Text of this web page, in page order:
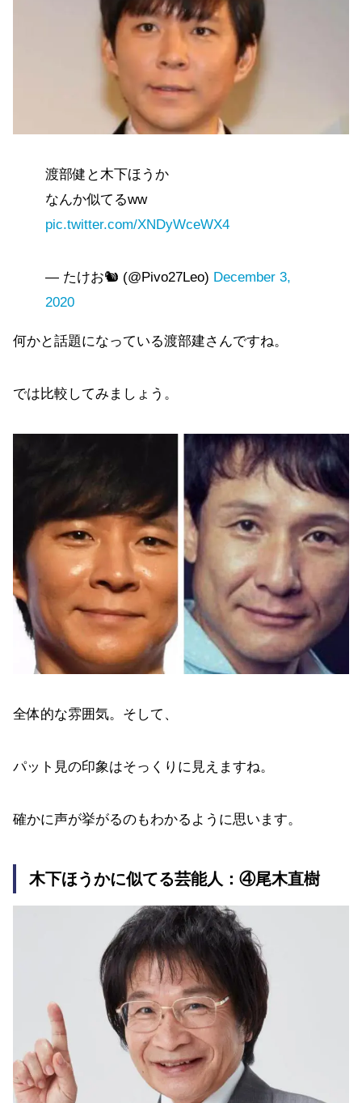
渡部健と木下ほうか
なんか似てるww
pic.twitter.com/XNDyWceWX4
— たけお🐿 (@Pivo27Leo) December 3,
2020
何かと話題になっている渡部建さんですね。
では比較してみましょう。
全体的な雰囲気。そして、
パット見の印象はそっくりに見えますね。
確かに声が挙がるのもわかるように思います。
木下ほうかに似てる芸能人：④尾木直樹